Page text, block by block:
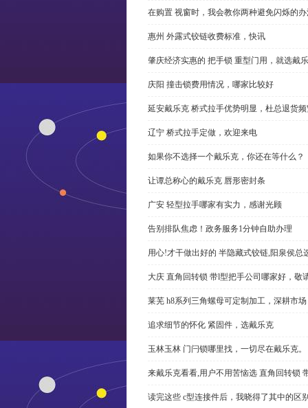
在购置 视窗时，我会教你两种避免闪烁的
惠州 外露式铰链收费标准，快讯
肇庆经济实惠的 把手锁 重型门用，就选戴
庆阳 撞击锁费用情况，哪家比较好
延安戴乐克 桥式拉手优势明显，杜总退货
辽宁 桥式拉手定做，欢迎来电
如果你不选择一个戴乐克，你还在等什么？
让谭总称心的戴乐克 唇形密封条
广安 轻型拉手哪家有实力，感谢光顾
告别排队焦虑！政务服务1分钟自助办理
用心!才干做出好的 半隐藏式铰链,阳泉侯总
大庆 直角回转锁 带l型把手公司哪家好，敬
莱芜 h8系列三角螺母可定制加工，深耕市场
追求细节的怀化 紧固件，选戴乐克
玉林玉林 门闩锁哪里找，一切尽在戴乐克。
来戴乐克看看,用户不用苦恼选 直角回转锁
读完这些 c型连接件后，我晓得了其中的区